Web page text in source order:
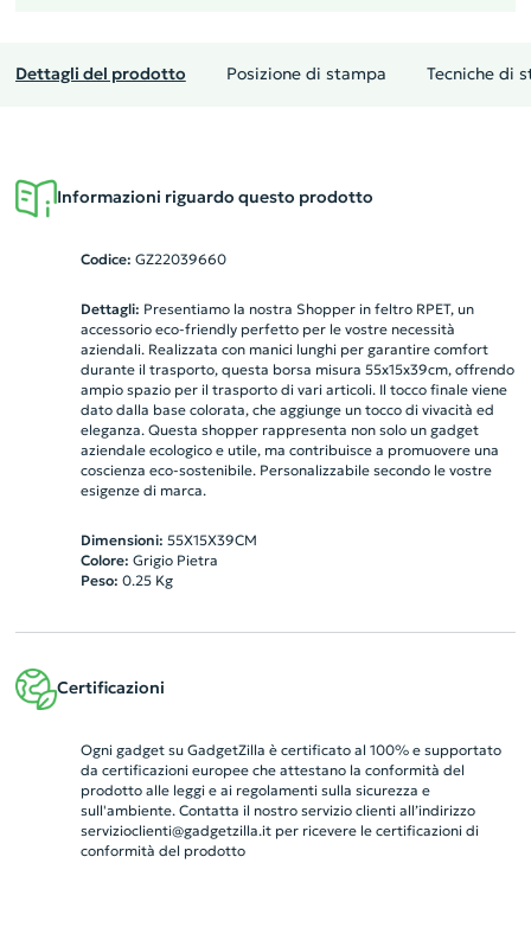
Dettagli del prodotto Posizione di stampa Tecniche di
Informazioni riguardo questo prodotto
Codice: GZ22039660
Dettagli: Presentiamo la nostra Shopper in feltro RPET, un
accessorio eco-friendly perfetto per le vostre necessità
aziendali. Realizzata con manici lunghi per garantire comfort
durante il trasporto, questa borsa misura 55x15x39cm, offrendo
ampio spazio per il trasporto di vari articoli. Il tocco finale viene
dato dalla base colorata, che aggiunge un tocco di vivacità ed
eleganza. Questa shopper rappresenta non solo un gadget
aziendale ecologico e utile, ma contribuisce a promuovere una
coscienza eco-sostenibile. Personalizzabile secondo le vostre
esigenze di marca.
Dimensioni: 55X15X39CM
Colore: Grigio Pietra
Peso: 0.25Kg
Certificazioni
Ogni gadget su GadgetZilla è certificato al 100% e supportato
da certificazioni europee che attestano la conformità del
prodotto alle leggi e ai regolamenti sulla sicurezza e
sull'ambiente. Contatta il nostro servizio clienti all’indirizzo
servizioclienti@gadgetzilla.itper ricevere le certificazioni di
conformità del prodotto